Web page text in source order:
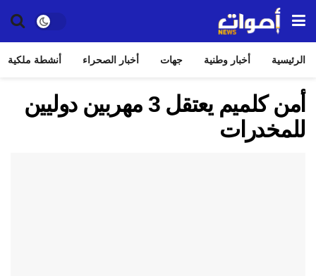
الرئيسية أخبار وطنية جهات أخبار الصحراء أنشطة ملكية
أمن كلميم يعتقل 3 مهربين دوليين
للمخدرات